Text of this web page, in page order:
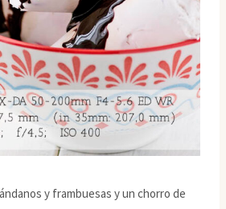
y frambuesas y un chorro de